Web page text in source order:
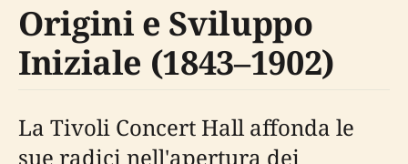
Origini e Sviluppo
Iniziale (1843–1902)
La Tivoli Concert Hall affonda le
sue radici nell'apertura dei